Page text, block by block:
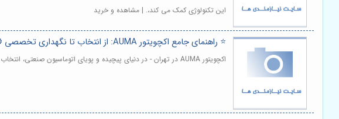
این تکنولوژی کمک می کند،. | مشاهده و خرید
⭐️ راهنمای جامع اکچویتور AUMA: از انتخاب تا نگهداری تخصصی ⚙️
اکچویتور AUMA در تهران - در دنیای پیچیده و پویای اتوماسیون صنعتی، انتخاب و نگهداری صحیح تجهیزات، نقشی حیاتی در بهینه سازی فرآیندها، افزایش بهره وری و کاهش هزینه ها ایفا می کند. | مشاهده و خرید